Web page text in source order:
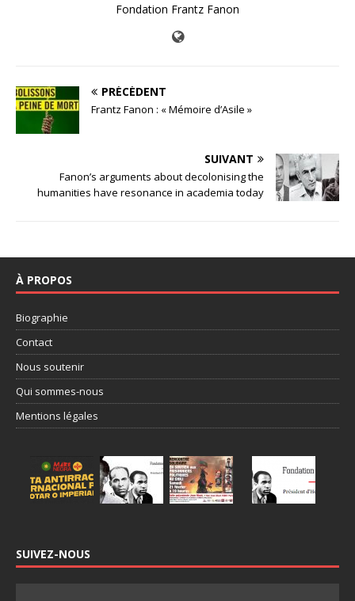
Fondation Frantz Fanon
PRÉCÉDENT
Frantz Fanon : « Mémoire d’Asile »
SUIVANT
Fanon’s arguments about decolonising the
humanities have resonance in academia today
À PROPOS
Biographie
Contact
Nous soutenir
Qui sommes-nous
Mentions légales
SUIVEZ-NOUS